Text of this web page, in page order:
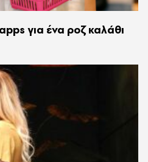
για ένα ροζ καλάθι